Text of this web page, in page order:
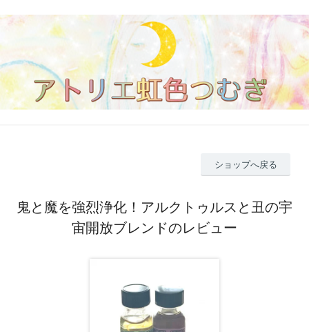
ショップへ戻る
鬼と魔を強烈浄化！アルクトゥルスと丑の宇
宙開放ブレンドのレビュー